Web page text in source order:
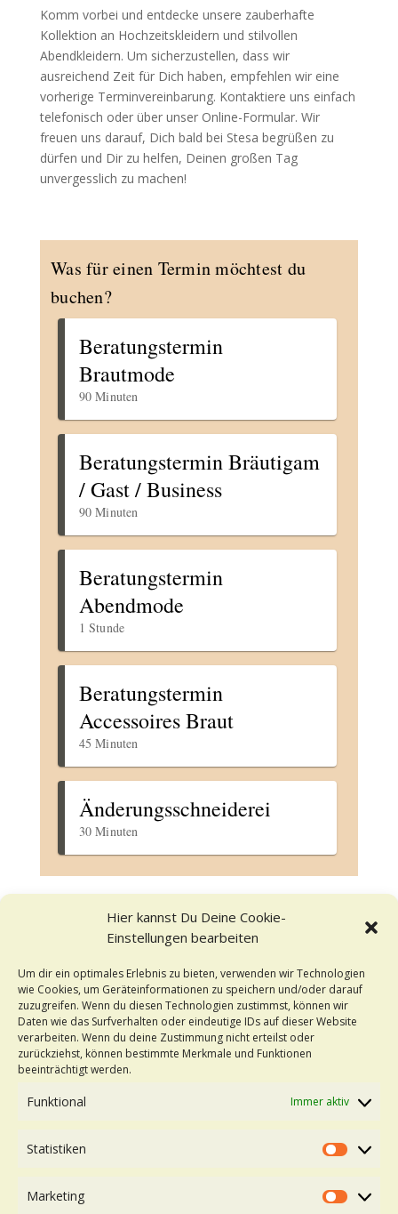
Hier kannst Du Deine Cookie-
Einstellungen bearbeiten
Um dir ein optimales Erlebnis zu bieten, verwenden wir Technologien
wie Cookies, um Geräteinformationen zu speichern und/oder darauf
zuzugreifen. Wenn du diesen Technologien zustimmst, können wir
Daten wie das Surfverhalten oder eindeutige IDs auf dieser Website
verarbeiten. Wenn du deine Zustimmung nicht erteilst oder
zurückziehst, können bestimmte Merkmale und Funktionen
beeinträchtigt werden.
Funktional Immer aktiv
Statistiken
Marketing
Komm vorbei und entdecke unsere zauberhafte
Kollektion an Hochzeitskleidern und stilvollen
Abendkleidern. Um sicherzustellen, dass wir
ausreichend Zeit für Dich haben, empfehlen wir eine
vorherige Terminvereinbarung. Kontaktiere uns einfach
telefonisch oder über unser Online-Formular. Wir
freuen uns darauf, Dich bald bei Stesa begrüßen zu
dürfen und Dir zu helfen, Deinen großen Tag
unvergesslich zu machen!
Kontakt
Stesa – Ihr Hochzeitstraum